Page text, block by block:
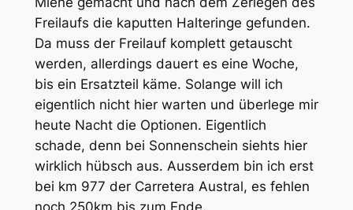
Freilaufs die kaputten Halteringe gefunden.
Da muss der Freilauf komplett getauscht
werden, allerdings dauert es eine Woche,
bis ein Ersatzteil käme. Solange will ich
eigentlich nicht hier warten und überlege mir
heute Nacht die Optionen. Eigentlich
schade, denn bei Sonnenschein siehts hier
wirklich hübsch aus. Ausserdem bin ich erst
bei km 977 der Carretera Austral, es fehlen